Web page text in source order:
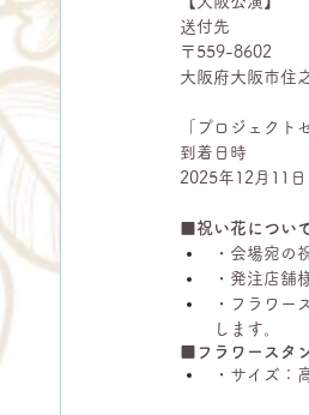
送付先
〒559-8602
大阪府大阪市住
「プロジェク
到着日時
2025年12月11
■祝い花につい
・会場宛の
・発注店舗
・フラワー
します。
■フラワースタ
・サイズ：